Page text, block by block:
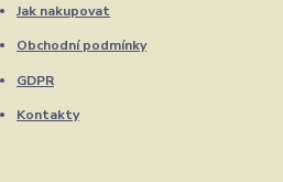
Jak nakupovat
Obchodní podmínky
GDPR
Kontakty